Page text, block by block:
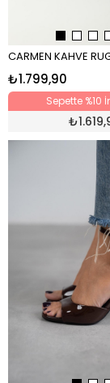
₺1.799,90
Sepette %10
₺